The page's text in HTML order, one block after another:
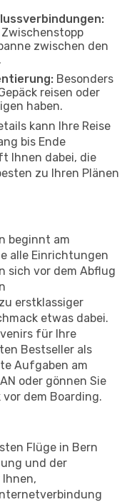
zwischen den
Besonders
reisen oder
haben.
kann Ihre Reise
bis Ende
Ihnen dabei, die
zu Ihren Plänen
beginnt am
alle Einrichtungen
sich vor dem Abflug
erstklassiger
etwas dabei.
für Ihre
Bestseller als
Aufgaben am
oder gönnen Sie
dem Boarding.
Flüge in Bern
und der